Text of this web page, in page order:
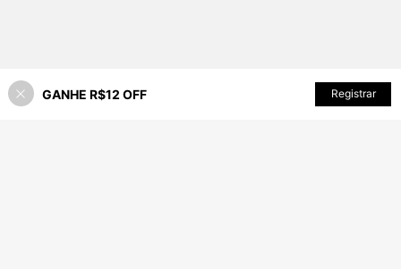
ADICIONAR AO CARRINHO
GANHE R$12 OFF Registrar